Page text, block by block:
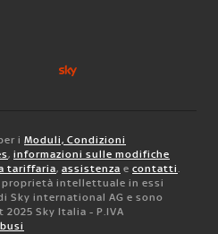
i Moduli, Condizioni
, informazioni sulle modifiche
tariffaria, assistenza e contatti.
intellettuale in essi
Sky international AG e sono
Sky Italia - P.IVA